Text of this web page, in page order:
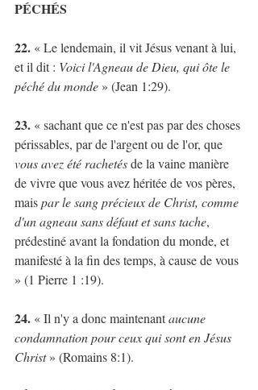
PÉCHÉS
22. « Le lendemain, il vit Jésus venant à lui,
et il dit : Voici l'Agneau de Dieu, qui ôte le
péché du monde » (Jean 1:29).
23. « sachant que ce n'est pas par des choses
périssables, par de l'argent ou de l'or, que
vous avez été rachetés de la vaine manière
de vivre que vous avez héritée de vos pères,
mais par le sang précieux de Christ, comme
d'un agneau sans défaut et sans tache,
prédestiné avant la fondation du monde, et
manifesté à la fin des temps, à cause de vous
» (1 Pierre 1 :19).
24. « Il n'y a donc maintenant aucune
condamnation pour ceux qui sont en Jésus
Christ » (Romains 8:1).